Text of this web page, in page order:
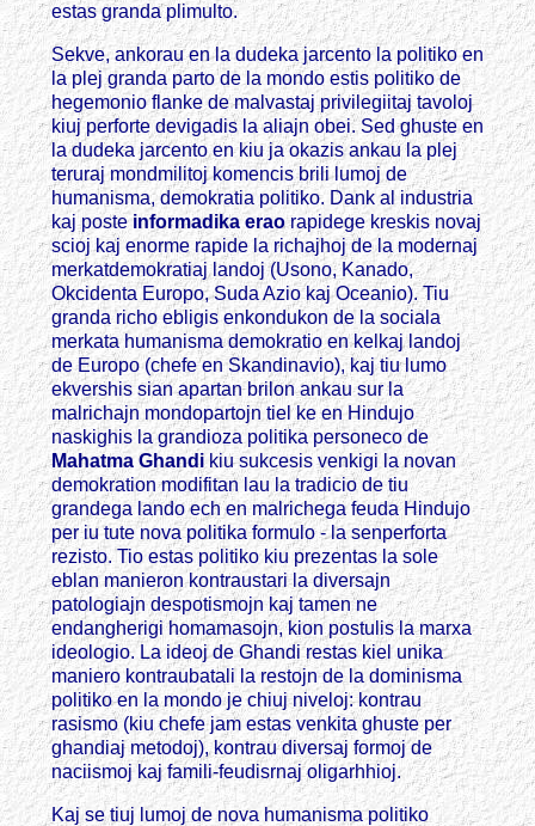
estas granda plimulto.
Sekve, ankorau en la dudeka jarcento la politiko en
la plej granda parto de la mondo estis politiko de
hegemonio flanke de malvastaj privilegiitaj tavoloj
kiuj perforte devigadis la aliajn obei. Sed ghuste en
la dudeka jarcento en kiu ja okazis ankau la plej
teruraj mondmilitoj komencis brili lumoj de
humanisma, demokratia politiko. Dank al industria
kaj poste informadika eraorapidege kreskis novaj
scioj kaj enorme rapide la richajhoj de la modernaj
merkatdemokratiaj landoj (Usono, Kanado,
Okcidenta Europo, Suda Azio kaj Oceanio). Tiu
granda richo ebligis enkondukon de la sociala
merkata humanisma demokratio en kelkaj landoj
de Europo (chefe en Skandinavio), kaj tiu lumo
ekvershis sian apartan brilon ankau sur la
malrichajn mondopartojn tiel ke en Hindujo
naskighis la grandioza politika personeco de
Mahatma Ghandi kiu sukcesis venkigi la novan
demokration modifitan lau la tradicio de tiu
grandega lando ech en malrichega feuda Hindujo
per iu tute nova politika formulo - la senperforta
rezisto. Tio estas politiko kiu prezentas la sole
eblan manieron kontraustari la diversajn
patologiajn despotismojn kaj tamen ne
endangherigi homamasojn, kion postulis la marxa
ideologio. La ideoj de Ghandi restas kiel unika
maniero kontraubatali la restojn de la dominisma
politiko en la mondo je chiuj niveloj: kontrau
rasismo (kiu chefe jam estas venkita ghuste per
ghandiaj metodoj), kontrau diversaj formoj de
naciismoj kaj famili-feudisrnaj oligarhhioj.
Kaj se tiuj lumoj de nova humanisma politiko